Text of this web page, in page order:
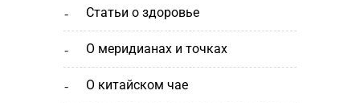
статьи о здоровье
о меридианах и точках
о китайском чае